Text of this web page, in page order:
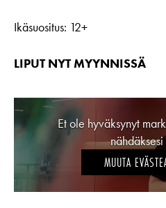
Ikäsuositus: 12+
LIPUT NYT MYYNNISSÄ
Et ole hyväksynyt
MUUTA